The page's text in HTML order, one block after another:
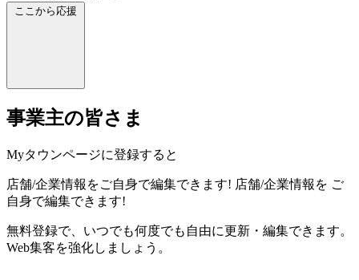
ここから応援
事業主の皆さま
Myタウンページに登録すると
店舗/企業情報をご自身で編集できます! 店舗/企業情報を ご
自身で編集できます!
無料登録で、いつでも何度でも自由に更新・編集できます。
Web集客を強化しましょう。